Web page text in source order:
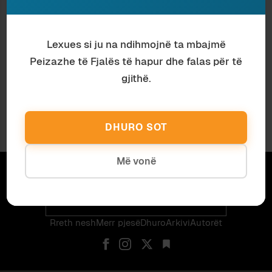
Abonohu për të marrë artikujt e rinj me email.
Rreth neshMerr pjes​​ë​DhuroArkiviAutorët
Lexues si ju na ndihmojnë ta mbajmë
Peizazhe të Fjalës të hapur dhe falas për të
gjithë.
DHURO SOT
Më vonë